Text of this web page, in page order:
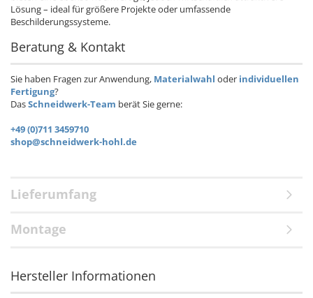
Lösung – ideal für größere Projekte oder umfassende
Beschilderungssysteme.
Beratung & Kontakt
Sie haben Fragen zur Anwendung, Materialwahl oder individuellen
Fertigung?
DasSchneidwerk-Team berät Sie gerne:
+49 (0)711 3459710
shop@schneidwerk-hohl.de
Lieferumfang
Montage
Hersteller Informationen